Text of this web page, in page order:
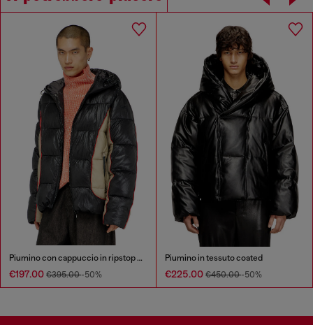
Piumino con cappuccio in ripstop lucido
€197.00 €395.00-50%
Piumino in tessuto coated
€225.00 €450.00-50%